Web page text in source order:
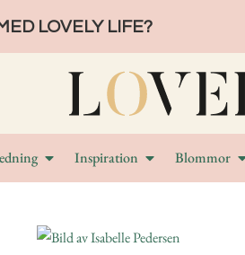
LOVELY LIFE?
Inspiration Blommor